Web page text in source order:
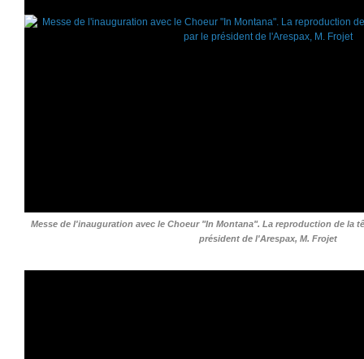
Messe de l'inauguration avec le Choeur "In Montana". La reproduction de la
président de l'Arespax, M. Frojet